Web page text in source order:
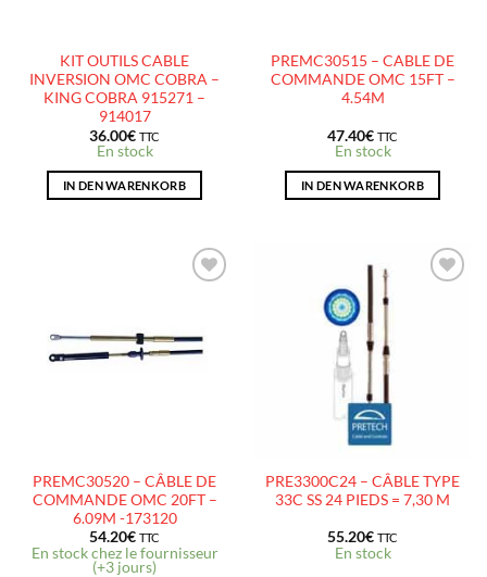
KIT OUTILS CABLE
INVERSION OMC COBRA –
KING COBRA 915271 –
914017
36.00€ TTC
En stock
IN DEN WARENKORB
PREMC30515 – CABLE DE
COMMANDE OMC 15FT –
4.54M
47.40€ TTC
En stock
IN DEN WARENKORB
LISTE
D’ENVIES
PREMC30520 – CÂBLE DE
COMMANDE OMC 20FT –
6.09M -173120
54.20€ TTC
En stock chez le fournisseur
(+3 jours)
AJOUTER
D’ENVIES
PRE3300C24 – CÂBLE TYPE
33C SS 24 PIEDS = 7,30 M
55.20€ TTC
En stock